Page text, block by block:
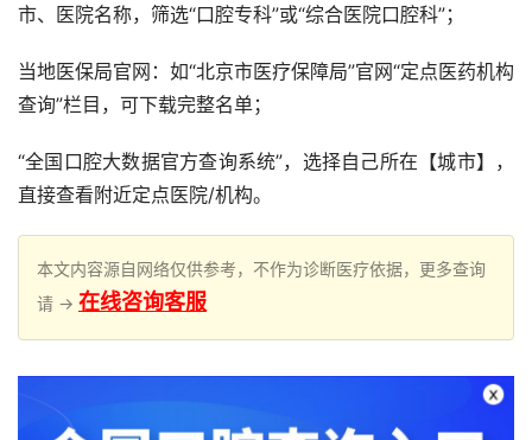
市、医院名称，筛选“口腔专科”或“综合医院口腔科”；
当地医保局官网：如“北京市医疗保障局”官网“定点医药机构
查询”栏目，可下载完整名单；
“全国口腔大数据官方查询系统”，选择自己所在【城市】，
直接查看附近定点医院/机构。
本文内容源自网络仅供参考，不作为诊断医疗依据，更多查询
请 → 在线咨询客服